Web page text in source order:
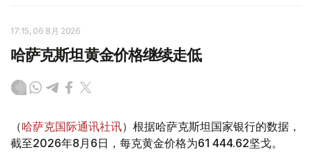
17:15, 06 8月 2026
哈萨克斯坦黄金价格继续走低
（哈萨克国际通讯社讯）根据哈萨克斯坦国家银行的数据，
截至2026年8月6日，每克黄金价格为61 444.62坚戈。